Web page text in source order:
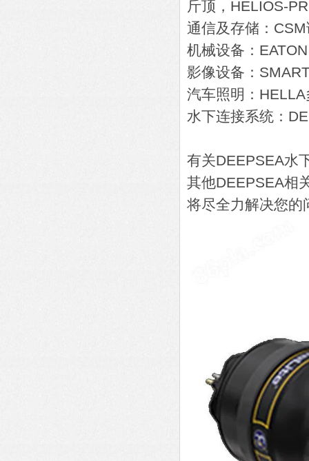
斤顶，HELIOS-
通信及存储：
机械设备：
影像设备：
汽车照明：
水下连接系统：
有关DEEPSEA水
其他DEEPSEA相
将尽全力解决您的